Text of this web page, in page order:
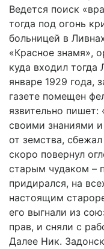
Ведется поиск
тогда под огонь
больницей в
«Красное знамя»,
куда входил
январе 1929 года,
газете помещен
язвительно
своими знаниями
от земства,
скоро повернул
старым чудаком –
придирался, на
настоящим
его выгнали из
прав, и сняли с
Далее Ник.